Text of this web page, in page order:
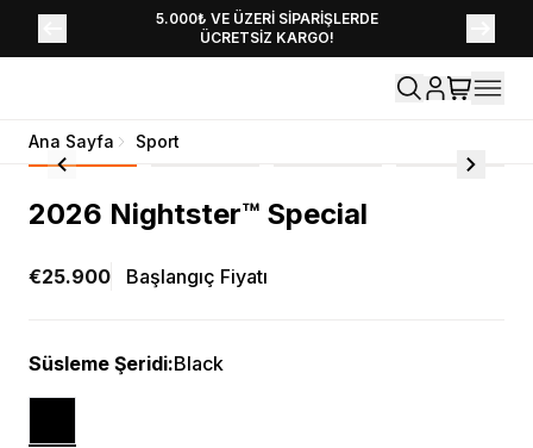
5.000₺ VE ÜZERİ SİPARİŞLERDE
ÜCRETSİZ KARGO!
YENİ SEZON KOLEKSİYONU EKLENDİ,
HEMEN KEŞFET!
Ana Sayfa Sport
2026 Nightster™ Special
€25.900 Başlangıç Fiyatı
Süsleme Şeridi:Black